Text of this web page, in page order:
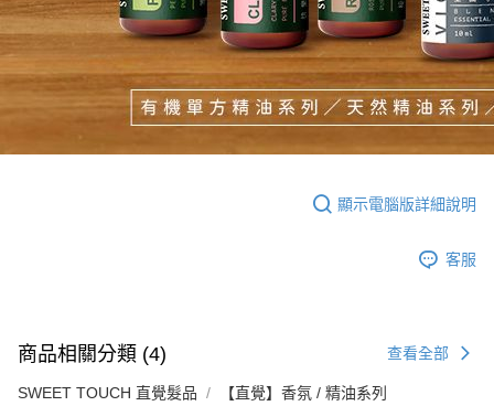
顯示電腦版詳細說明
客服
商品相關分類 (4) 查看全部
SWEET TOUCH 直覺髮品 【直覺】香氛 / 精油系列